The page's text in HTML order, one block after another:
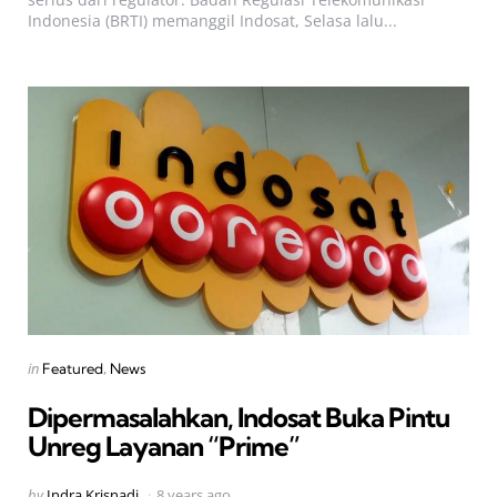
Indonesia (BRTI) memanggil Indosat, Selasa lalu...
Categories
Posted
in Featured News
Dipermasalahkan, Indosat Buka Pintu
Unreg Layanan “Prime”